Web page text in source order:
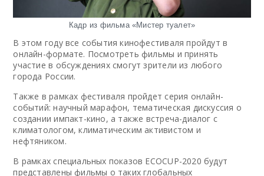
Кадр из фильма «Мистер туалет»
В этом году все события кинофестиваля пройдут в
онлайн-формате. Посмотреть фильмы и принять
участие в обсуждениях смогут зрители из любого
города России.
Также в рамках фестиваля пройдет серия онлайн-
событий: научный марафон, тематическая дискуссия о
создании импакт-кино, а также встреча-диалог с
климатологом, климатическим активистом и
нефтяником.
В рамках специальных показов ECOCUP-2020 будут
представлены фильмы о таких глобальных